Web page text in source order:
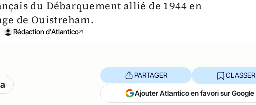
du Débarquement allié de 1944 en
de Ouistreham.
Rédaction d'Atlantico
PARTAGER CLASSER
Ajouter Atlantico en favori sur Google